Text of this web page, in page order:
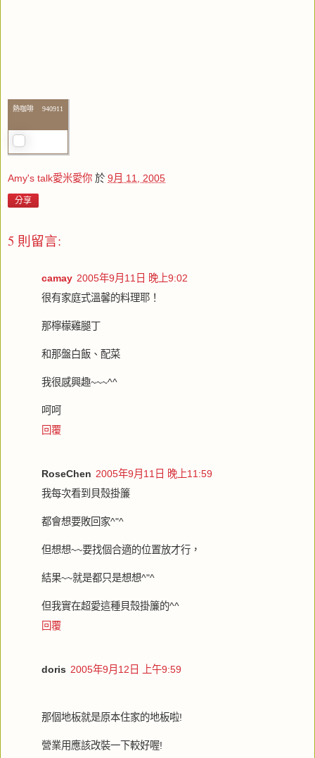
熱咖啡 940911
Amy's talk愛米愛你 於 9月 11, 2005
分享
5 則留言:
camay 2005年9月11日 晚上9:02
很有家庭式溫馨的料理耶！
那檸檬雞腿丁
和那盤白飯、配菜
我很感興趣~~~^^
呵呵
回覆
RoseChen 2005年9月11日 晚上11:59
我每次看到貝殼掛簾
都會想要敗回家^"^
但想想~~要找個合適的位置放才行，
結果~~就是都只是想想^"^
但我實在超愛這種貝殼掛簾的^^
回覆
doris 2005年9月12日 上午9:59
那個地板就是原本住家的地板啦!
營業用應該改裝一下較好喔!